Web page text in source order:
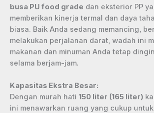
busa PU food grade dan eksterior PP
memberikan kinerja termal dan daya
biasa. Baik Anda sedang memancing,
melakukan perjalanan darat, wadah ini
makanan dan minuman Anda tetap
selama berjam-jam.
Kapasitas Ekstra Besar:
Dengan murah hati 150 liter (165 liter)
ini menawarkan ruang yang cukup